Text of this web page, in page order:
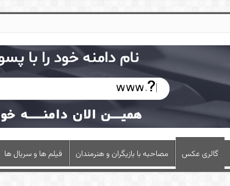
گالری عکس مصاحبه با بازیگران و هنرمندان فیلم ها و سریال ها